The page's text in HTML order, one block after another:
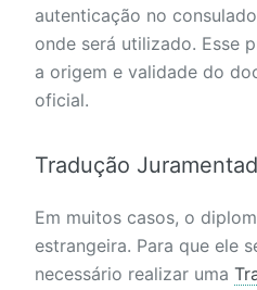
autenticação no
onde será utilizado. Esse
a origem e validade do
oficial.
Tradução
Em muitos casos, o
estrangeira. Para que ele
necessário realizar uma